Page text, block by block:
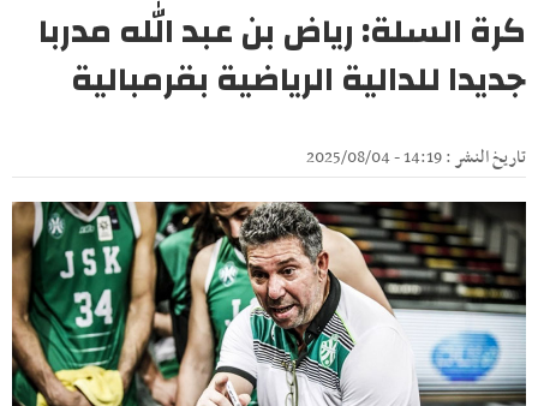
كرة السلة: رياض بن عبد الله مدربا
جديدا للدالية الرياضية بقرمبالية
تاريخ النشر : 14:19 - 2025/08/04